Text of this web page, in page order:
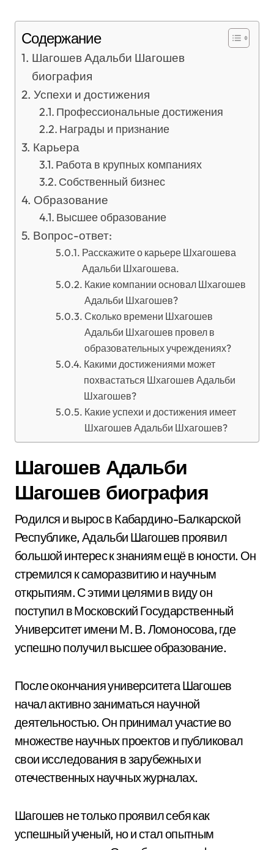
Содержание
Шагошев Адальби Шагошев
биография
Успехи и достижения
Профессиональные достижения
Награды и признание
Карьера
Работа в крупных компаниях
Собственный бизнес
Образование
Высшее образование
Вопрос-ответ:
Расскажите о карьере Шхагошева
Адальби Шхагошева.
Какие компании основал Шхагошев
Адальби Шхагошев?
Сколько времени Шхагошев
Адальби Шхагошев провел в
образовательных учреждениях?
Какими достижениями может
похвастаться Шхагошев Адальби
Шхагошев?
Какие успехи и достижения имеет
Шхагошев Адальби Шхагошев?
Шагошев Адальби
Шагошев биография
Родился и вырос в Кабардино-Балкарской
Республике, Адальби Шагошев проявил
большой интерес к знаниям ещё в юности. Он
стремился к саморазвитию и научным
открытиям. С этими целями в виду он
поступил в Московский Государственный
Университет имени М. В. Ломоносова, где
успешно получил высшее образование.
После окончания университета Шагошев
начал активно заниматься научной
деятельностью. Он принимал участие во
множестве научных проектов и публиковал
свои исследования в зарубежных и
отечественных научных журналах.
Шагошев не только проявил себя как
успешный ученый, но и стал опытным